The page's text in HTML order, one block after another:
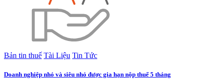
Bản tin thuế Tài Liệu Tin Tức
Doanh nghiệp nhỏ và siêu nhỏ được gia hạn nộp thuế 5 tháng